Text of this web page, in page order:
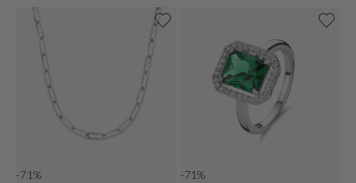
-71% -71%